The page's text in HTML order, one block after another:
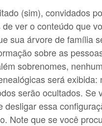
(sim), convidados
ver o conteúdo que
sua árvore de família
sobre as
sobrenomes,
será exibida:
serão ocultados. Se
desligar essa
Note que se você